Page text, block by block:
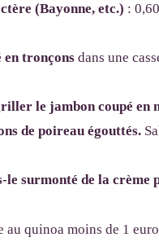
(Bayonne, etc.) :
en tronçons dans une
le jambon coupé en
de poireau égouttés.
le surmonté de la crème